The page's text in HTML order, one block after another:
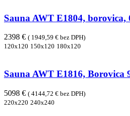
Sauna AWT E1804,
2398 € ( 1949,59 € bez DPH)
120x120 150x120 180x120
Sauna AWT E1816, Borovica
5098 € ( 4144,72 € bez DPH)
220x220 240x240